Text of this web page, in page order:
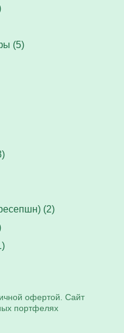
(5)
(2)
офертой. Сайт
портфелях